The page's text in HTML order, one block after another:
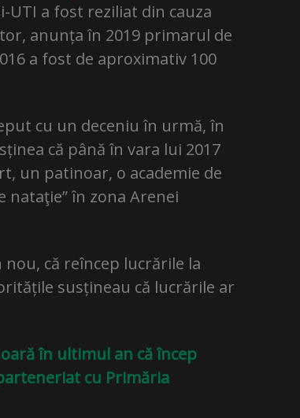
UTI a fost reziliat din cauza
anunța în 2019 primarul de
a fost de aproximativ 100
cu un deceniu în urmă, în
că până în vara lui 2017
un patinoar, o academie de
nataţie” în zona Arenei
că reîncep lucrările la
susțineau că lucrările ar
în ultimul an că încep
cu Primăria